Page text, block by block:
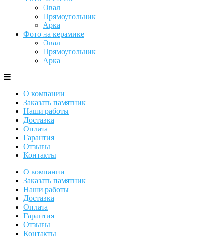
Овал
Прямоугольник
Арка
Фото на керамике
Овал
Прямоугольник
Арка
О компании
Заказать памятник
Наши работы
Доставка
Оплата
Гарантия
Отзывы
Контакты
О компании
Заказать памятник
Наши работы
Доставка
Оплата
Гарантия
Отзывы
Контакты